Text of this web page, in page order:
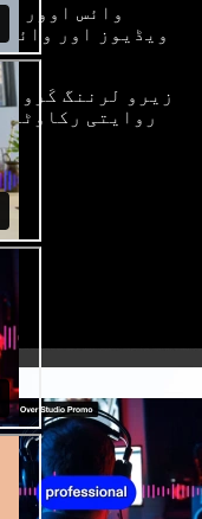
وائس اوور
ویڈیوز اور
زیرو لرننگ کَرو
روایتی